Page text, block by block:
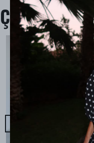
Çok Satanlar